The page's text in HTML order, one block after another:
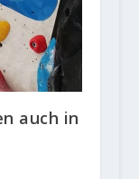
auch in